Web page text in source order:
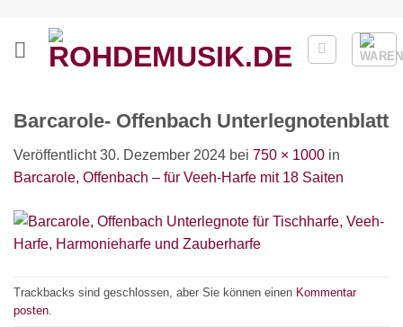
springen
Barcarole- Offenbach Unterlegnotenblatt
Veröffentlicht30. Dezember 2024 bei 750 × 1000 in
Barcarole, Offenbach – für Veeh-Harfe mit 18 Saiten
Trackbacks sind geschlossen, aber Sie können einen Kommentar
posten